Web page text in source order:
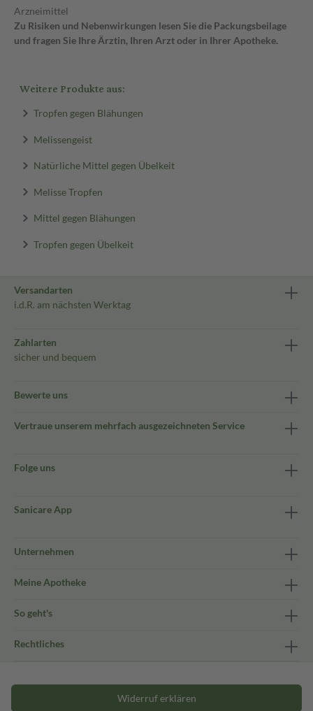
Arzneimittel
Zu Risiken und Nebenwirkungen lesen Sie die Packungsbeilage
und fragen Sie Ihre Ärztin, Ihren Arzt oder in Ihrer Apotheke.
Weitere Produkte aus:
Tropfen gegen Blähungen
Melissengeist
Natürliche Mittel gegen Übelkeit
Melisse Tropfen
Mittel gegen Blähungen
Tropfen gegen Übelkeit
Versandarten
i.d.R. am nächsten Werktag
Zahlarten
sicher und bequem
Bewerte uns
Vertraue unserem mehrfach ausgezeichneten Service
Folge uns
Sanicare App
Unternehmen
Meine Apotheke
So geht's
Rechtliches
Widerruf erklären